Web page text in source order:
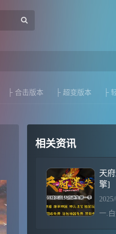
├ 合击版本 ├ 超变版本 ├
相关资讯
天
擎]